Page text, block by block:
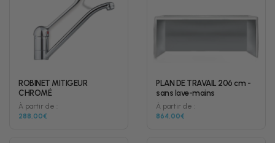
ROBINET MITIGEUR
CHROMÉ
À partir de :
288,00€
PLAN DE TRAVAIL 206 cm -
sans lave-mains
À partir de :
864,00€